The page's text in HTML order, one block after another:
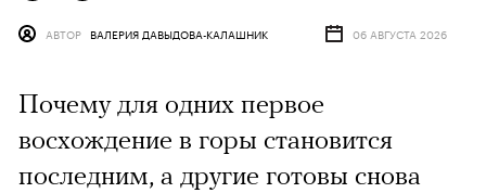
АВТОР ВАЛЕРИЯ ДАВЫДОВА-КАЛАШНИК 06 АВГУСТА 2026
Почему для одних первое
восхождение в горы становится
последним, а другие готовы снова